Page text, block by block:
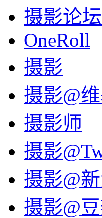
摄影论坛
OneRoll
摄影
摄影@
摄影师
摄影
摄影@
摄影@